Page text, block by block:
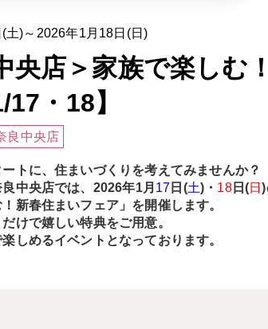
土)～2026年1月18日(日)
央店＞家族で楽しむ
・18】
良中央店
トに、住まいづくりを考えてみませんか？
中央店では、2026年1月 17 日(土)・ 18日(日)
！新春住まいフェア」を開催します。
けで嬉しい特典をご用意。
しめるイベントとなっております。